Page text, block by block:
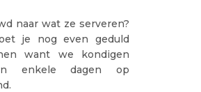
naar wat ze serveren?
je nog even geduld
want we kondigen
enkele dagen op